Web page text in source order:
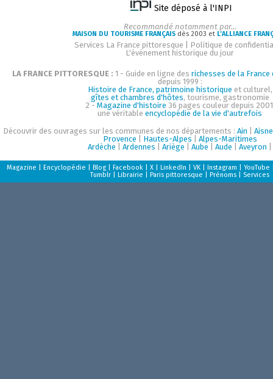
Site déposé à l'INPI
Recommandé notamment par...
MAISON DU TOURISME FRANÇAISdès 2003 et L'ALLIANCE
Services La France pittoresque
Politique de
L'événement historique du jour
LA FRANCE PITTORESQUE : 1 - Guide en ligne des richesses de la
depuis 1999 :
Histoire de France, patrimoine historique et culturel,
gîtes et chambres d'hôtes, tourisme, gastronomie
2 - Magazine d'histoire 36 pages couleur depuis
une véritable encyclopédie de la vie d'autrefois
Découvrir des ouvrages sur les communes de nos départements : Ain
Aisne
Provence
Hautes-Alpes
Alpes-Maritimes
Ardèche
Ardennes Ariège Aube Aude Aveyron
Magazine Encyclopédie Blog Facebook X LinkedIn VK Instagram YouTube
Tumblr
Librairie Paris pittoresque Prénoms Services